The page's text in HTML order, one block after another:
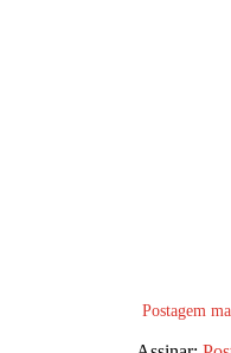
Postagem